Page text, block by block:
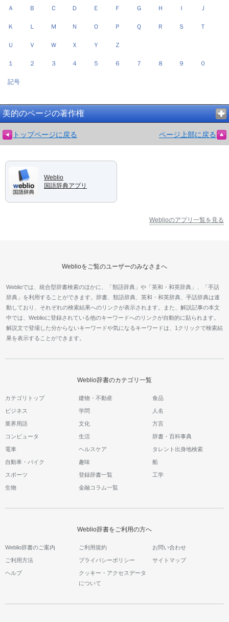
Ａ Ｂ Ｃ Ｄ Ｅ Ｆ Ｇ Ｈ Ｉ Ｊ
Ｋ Ｌ Ｍ Ｎ Ｏ Ｐ Ｑ Ｒ Ｓ Ｔ
Ｕ Ｖ Ｗ Ｘ Ｙ Ｚ
１ ２ ３ ４ ５ ６ ７ ８ ９ ０
記号
美的のページの著作権
トップページに戻る ページ上部に戻る
Weblio
国語辞典アプリ
Weblioのアプリ一覧を見る
Weblioをご覧のユーザーのみなさまへ
Weblioでは、統合型辞書検索のほかに、「類語辞典」や「英和・和英辞典」、「手話
辞典」を利用することができます。辞書、類語辞典、英和・和英辞典、手話辞典は連
動しており、それぞれの検索結果へのリンクが表示されます。また、解説記事の本文
中では、Weblioに登録されている他のキーワードへのリンクが自動的に貼られます。
解説文で登場した分からないキーワードや気になるキーワードは、1クリックで検索結
果を表示することができます。
Weblio辞書のカテゴリ一覧
カテゴリトップ 建物・不動産 食品
ビジネス 学問 人名
業界用語 文化 方言
コンピュータ 生活 辞書・百科事典
電車 ヘルスケア タレント出身地検索
自動車・バイク 趣味 船
スポーツ 登録辞書一覧 工学
生物 金融コラム一覧
Weblio辞書をご利用の方へ
Weblio辞書のご案内 ご利用規約 お問い合わせ
ご利用方法 プライバシーポリシー サイトマップ
ヘルプ
クッキー・アクセスデータ
について